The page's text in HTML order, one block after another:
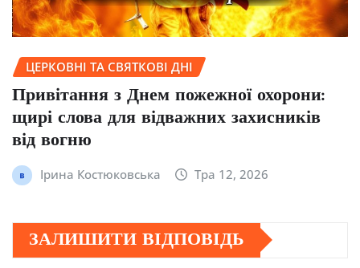
ЦЕРКОВНІ ТА СВЯТКОВІ ДНІ
Привітання з Днем пожежної охорони:
щирі слова для відважних захисників
від вогню
Ірина Костюковська Тра 12, 2026
ЗАЛИШИТИ ВІДПОВІДЬ